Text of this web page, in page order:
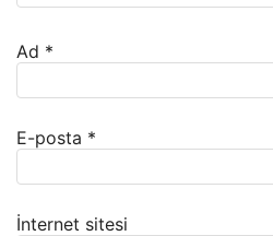
Ad *
E-posta *
İnternet sitesi